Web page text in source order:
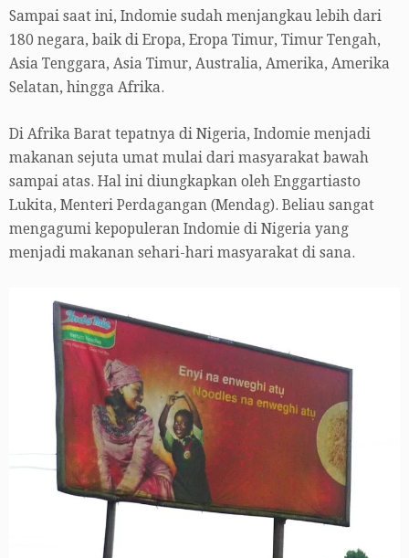
Sampai saat ini, Indomie sudah menjangkau lebih dari
180 negara, baik di Eropa, Eropa Timur, Timur Tengah,
Asia Tenggara, Asia Timur, Australia, Amerika, Amerika
Selatan, hingga Afrika.
Di Afrika Barat tepatnya di Nigeria, Indomie menjadi
makanan sejuta umat mulai dari masyarakat bawah
sampai atas. Hal ini diungkapkan oleh Enggartiasto
Lukita, Menteri Perdagangan (Mendag). Beliau sangat
mengagumi kepopuleran Indomie di Nigeria yang
menjadi makanan sehari-hari masyarakat di sana.